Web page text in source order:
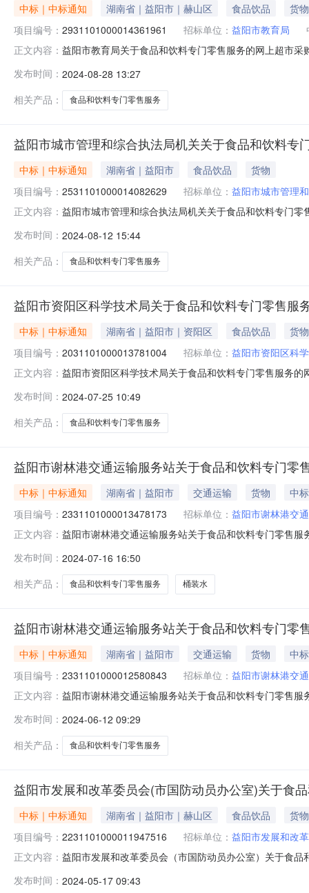
中标｜中标通知 湖南省｜益阳市｜赫山区 食品饮品
货物
项目编号： 2931101000014361961 招标单位： 益阳市教育局
正文内容： 益阳市教育局关于食品和饮料专门零售服务的网上超市
项目所在行政区划名称:益阳市本级报价起止时间:-二、
发布时间： 2024-08-28 13:27
相关产品：
食品和饮料专门零售服务
益阳市城市管理和综合执法局机关关于食品和饮料专
中标｜中标通知 湖南省｜益阳市 食品饮品
货物
项目编号： 2531101000014082629 招标单位： 益阳市城市管理
正文内容： 益阳市城市管理和综合执法局机关关于食品和饮料专门
信息：项目所在行政区划编码:430999项目所在行政区划
发布时间： 2024-08-12 15:44
相关产品：
食品和饮料专门零售服务
益阳市资阳区科学技术局关于食品和饮料专门零售服
中标｜中标通知 湖南省｜益阳市｜资阳区 食品饮品
货物
项目编号： 2031101000013781004 招标单位： 益阳市资阳区科
正文内容： 益阳市资阳区科学技术局关于食品和饮料专门零售服务
码:430902项目所在行政区划名称:湖南省益阳市资阳区
发布时间： 2024-07-25 10:49
相关产品：
食品和饮料专门零售服务
益阳市谢林港交通运输服务站关于食品和饮料专门零
中标｜中标通知 湖南省｜益阳市 交通运输 货物
中
项目编号： 2331101000013478173 招标单位： 益阳市谢林港交
正文内容： 益阳市谢林港交通运输服务站关于食品和饮料专门零售
区划编码:430999项目所在行政区划名称:益阳市本级报
发布时间： 2024-07-16 16:50
相关产品：
食品和饮料专门零售服务 桶装水
益阳市谢林港交通运输服务站关于食品和饮料专门零
中标｜中标通知 湖南省｜益阳市 交通运输 货物
中
项目编号： 2331101000012580843 招标单位： 益阳市谢林港交
正文内容： 益阳市谢林港交通运输服务站关于食品和饮料专门零售
区划编码:430999项目所在行政区划名称:益阳市本级报
发布时间： 2024-06-12 09:29
相关产品：
食品和饮料专门零售服务
益阳市发展和改革委员会(市国防动员办公室)关于食
中标｜中标通知 湖南省｜益阳市｜赫山区 食品饮品
货物
项目编号： 2231101000011947516 招标单位： 益阳市发展和改
正文内容： 益阳市发展和改革委员会（市国防动员办公室）关于食
系电话:/采购计划信息：项目所在行政区划编码:430999
发布时间： 2024-05-17 09:43